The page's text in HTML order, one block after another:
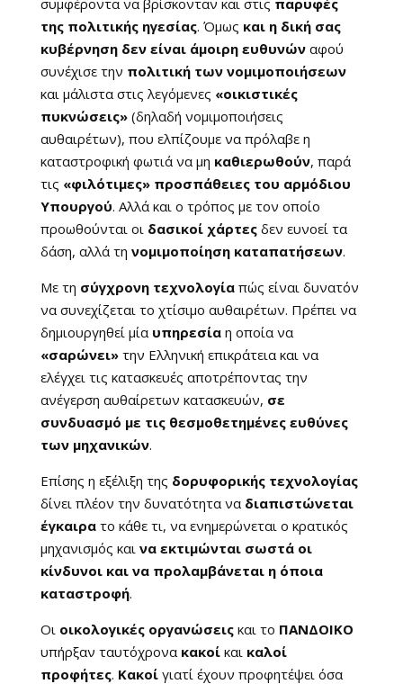
της πολιτικής ηγεσίας. Όμως και η δική σας
κυβέρνηση δεν είναι άμοιρη ευθυνώναφού
συνέχισε την πολιτική των νομιμοποιήσεων
και μάλιστα στις λεγόμενες «οικιστικές
πυκνώσεις»(δηλαδή νομιμοποιήσεις
αυθαιρέτων), που ελπίζουμε να πρόλαβε η
καταστροφική φωτιά να μη καθιερωθούν, παρά
τις «φιλότιμες» προσπάθειες του αρμόδιου
Υπουργού. Αλλά και ο τρόπος με τον οποίο
προωθούνται οι δασικοί χάρτεςδεν ευνοεί τα
δάση, αλλά τη νομιμοποίηση καταπατήσεων.
Με τη σύγχρονη τεχνολογίαπώς είναι δυνατόν
να συνεχίζεται το χτίσιμο αυθαιρέτων. Πρέπει να
δημιουργηθεί μία υπηρεσίαη οποία να
«σαρώνει»την Ελληνική επικράτεια και να
ελέγχει τις κατασκευές αποτρέποντας την
ανέγερση αυθαίρετων κατασκευών, σε
συνδυασμό με τις θεσμοθετημένες ευθύνες
των μηχανικών.
Επίσης η εξέλιξη της δορυφορικής τεχνολογίας
δίνει πλέον την δυνατότητα να διαπιστώνεται
έγκαιρατο κάθε τι, να ενημερώνεται ο κρατικός
μηχανισμός και να εκτιμώνται σωστά οι
κίνδυνοι και να προλαμβάνεται η όποια
καταστροφή.
Οι οικολογικές οργανώσειςκαι το ΠΑΝΔΟΙΚΟ
υπήρξαν ταυτόχρονα κακοίκαι καλοί
προφήτες. Κακοίγιατί έχουν προφητέψει όσα